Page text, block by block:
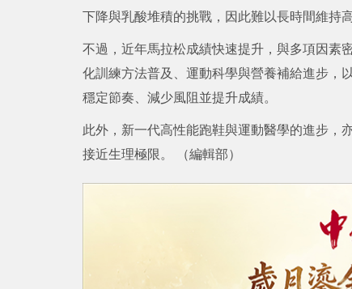
下降與乳酸堆積的挑戰，因此難以長時間維持高
不過，近年馬拉松成績快速提升，與多項因素
化訓練方法普及、運動科學與營養補給進步，
穩定節奏、減少風阻並提升成績。
此外，新一代高性能跑鞋與運動醫學的進步，
接近生理極限。 （編輯部）